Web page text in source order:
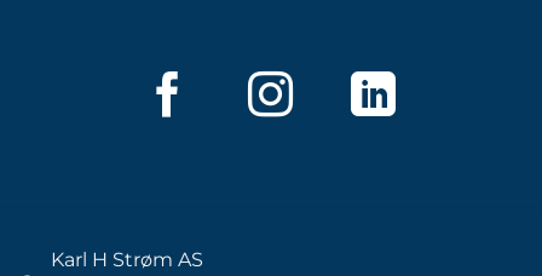
Karl H Strøm AS